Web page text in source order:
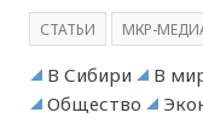
СТАТЬИ МКР-
В Сибири В
Общество